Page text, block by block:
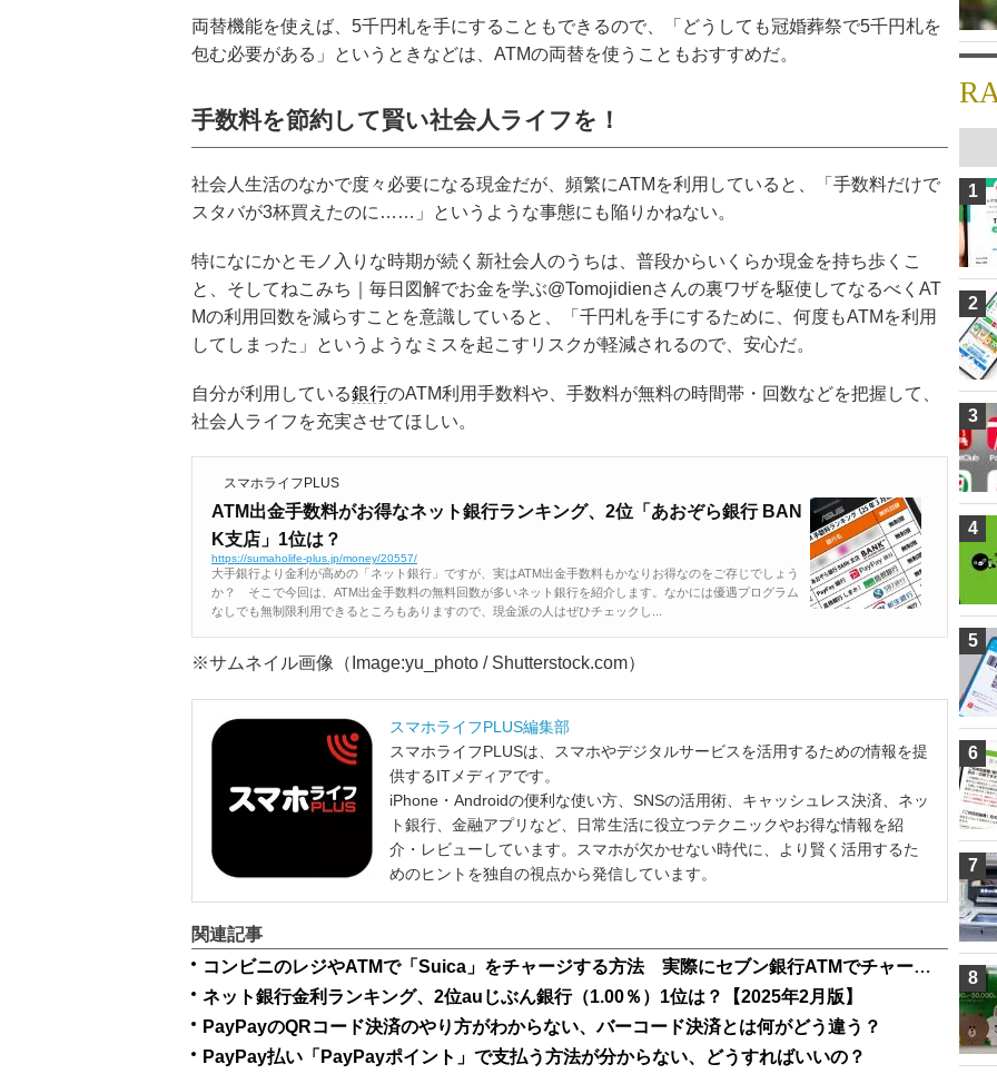
両替機能を使えば、5千円札を手にすることもできるので、「どうしても冠婚葬祭で5千円札を
包む必要がある」というときなどは、ATMの両替を使うこともおすすめだ。
手数料を節約して賢い社会人ライフを！
社会人生活のなかで度々必要になる現金だが、頻繁にATMを利用していると、「手数料だけで
スタバが3杯買えたのに……」というような事態にも陥りかねない。
特になにかとモノ入りな時期が続く新社会人のうちは、普段からいくらか現金を持ち歩くこ
と、そしてねこみち｜毎日図解でお金を学ぶ@Tomojidienさんの裏ワザを駆使してなるべくAT
Mの利用回数を減らすことを意識していると、「千円札を手にするために、何度もATMを利用
してしまった」というようなミスを起こすリスクが軽減されるので、安心だ。
自分が利用している銀行のATM利用手数料や、手数料が無料の時間帯・回数などを把握して、
社会人ライフを充実させてほしい。
スマホライフPLUS
ATM出金手数料がお得なネット銀行ランキング、2位「あおぞら銀行 BAN
K支店」1位は？
https://sumaholife-plus.jp/money/20557/
大手銀行より金利が高めの「ネット銀行」ですが、実はATM出金手数料もかなりお得なのをご存じでしょう
か？ そこで今回は、ATM出金手数料の無料回数が多いネット銀行を紹介します。なかには優遇プログラム
なしでも無制限利用できるところもありますので、現金派の人はぜひチェックし...
※サムネイル画像（Image:yu_photo / Shutterstock.com）
スマホライフPLUS編集部
スマホライフPLUSは、スマホやデジタルサービスを活用するための情報を提
供するITメディアです。
iPhone・Androidの便利な使い方、SNSの活用術、キャッシュレス決済、ネッ
ト銀行、金融アプリなど、日常生活に役立つテクニックやお得な情報を紹
介・レビューしています。スマホが欠かせない時代に、より賢く活用するた
めのヒントを独自の視点から発信しています。
関連記事
コンビニのレジやATMで「Suica」をチャージする方法 実際にセブン銀行ATMでチャージしてみた！
ネット銀行金利ランキング、2位auじぶん銀行（1.00％）1位は？【2025年2月版】
PayPayのQRコード決済のやり方がわからない、バーコード決済とは何がどう違う？
PayPay払い「PayPayポイント」で支払う方法が分からない、どうすればいいの？
1
2
3
4
5
6
7
8